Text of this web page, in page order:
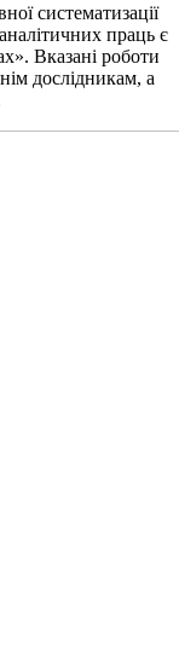
систематизації
праць є
Вказані роботи
дослідникам, а